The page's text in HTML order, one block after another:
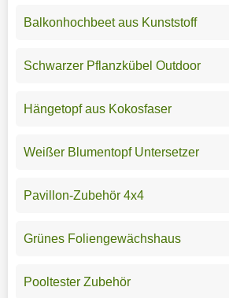
Balkonhochbeet aus Kunststoff
Schwarzer Pflanzkübel Outdoor
Hängetopf aus Kokosfaser
Weißer Blumentopf Untersetzer
Pavillon-Zubehör 4x4
Grünes Foliengewächshaus
Pooltester Zubehör